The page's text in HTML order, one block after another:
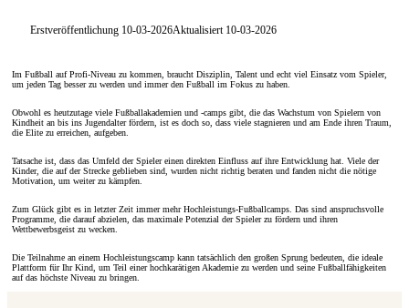
Erstveröffentlichung 10-03-2026Aktualisiert 10-03-2026
Im Fußball auf Profi-Niveau zu kommen, braucht Disziplin, Talent und echt viel Einsatz vom Spieler,
um jeden Tag besser zu werden und immer den Fußball im Fokus zu haben.
Obwohl es heutzutage viele Fußballakademien und -camps gibt, die das Wachstum von Spielern von
Kindheit an bis ins Jugendalter fördern, ist es doch so, dass viele stagnieren und am Ende ihren Traum,
die Elite zu erreichen, aufgeben.
Tatsache ist, dass das Umfeld der Spieler einen direkten Einfluss auf ihre Entwicklung hat. Viele der
Kinder, die auf der Strecke geblieben sind, wurden nicht richtig beraten und fanden nicht die nötige
Motivation, um weiter zu kämpfen.
Zum Glück gibt es in letzter Zeit immer mehr Hochleistungs-Fußballcamps. Das sind anspruchsvolle
Programme, die darauf abzielen, das maximale Potenzial der Spieler zu fördern und ihren
Wettbewerbsgeist zu wecken.
Die Teilnahme an einem Hochleistungscamp kann tatsächlich den großen Sprung bedeuten, die ideale
Plattform für Ihr Kind, um Teil einer hochkarätigen Akademie zu werden und seine Fußballfähigkeiten
auf das höchste Niveau zu bringen.